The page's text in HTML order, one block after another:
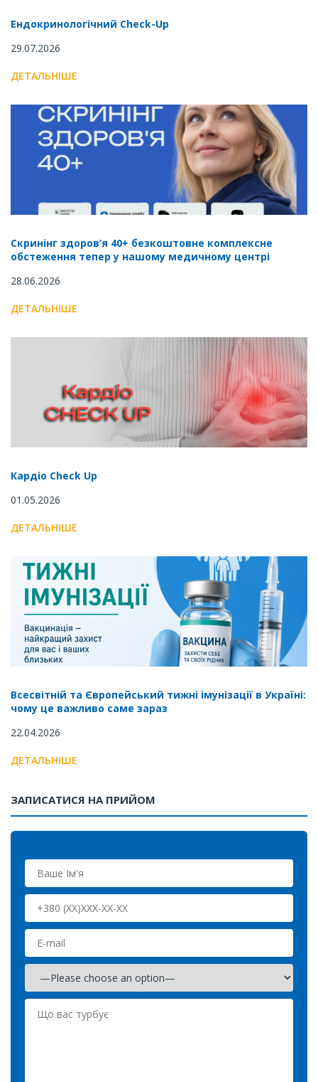
Ендокринологічний Check-Up
29.07.2026
ДЕТАЛЬНІШЕ
Скринінг здоров’я 40+ безкоштовне комплексне
обстеження тепер у нашому медичному центрі
28.06.2026
ДЕТАЛЬНІШЕ
Кардіо Check Up
01.05.2026
ДЕТАЛЬНІШЕ
Всесвітній та Європейський тижні імунізації в Україні:
чому це важливо саме зараз
22.04.2026
ДЕТАЛЬНІШЕ
ЗАПИСАТИСЯ НА ПРИЙОМ